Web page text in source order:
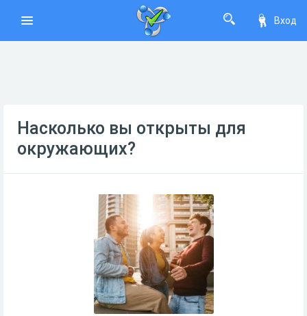
Вход
Насколько вы открыты для
окружающих?